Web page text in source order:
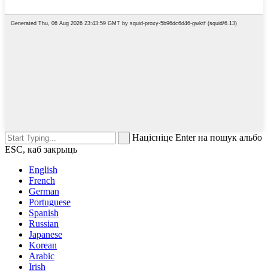
Націсніце Enter на пошук альбо
ESC, каб закрыць
English
French
German
Portuguese
Spanish
Russian
Japanese
Korean
Arabic
Irish